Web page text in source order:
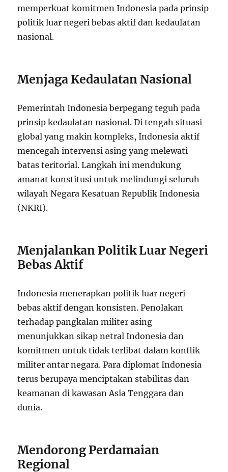
memperkuat komitmen Indonesia pada prinsip
politik luar negeri bebas aktif dan kedaulatan
nasional.
Menjaga Kedaulatan Nasional
Pemerintah Indonesia berpegang teguh pada
prinsip kedaulatan nasional. Di tengah situasi
global yang makin kompleks, Indonesia aktif
mencegah intervensi asing yang melewati
batas teritorial. Langkah ini mendukung
amanat konstitusi untuk melindungi seluruh
wilayah Negara Kesatuan Republik Indonesia
(NKRI).
Menjalankan Politik Luar Negeri
Bebas Aktif
Indonesia menerapkan politik luar negeri
bebas aktif dengan konsisten. Penolakan
terhadap pangkalan militer asing
menunjukkan sikap netral Indonesia dan
komitmen untuk tidak terlibat dalam konflik
militer antar negara. Para diplomat Indonesia
terus berupaya menciptakan stabilitas dan
keamanan di kawasan Asia Tenggara dan
dunia.
Mendorong Perdamaian
Regional